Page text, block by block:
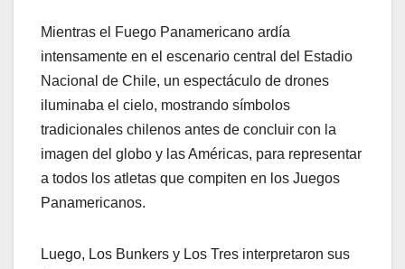
Mientras el Fuego Panamericano ardía
intensamente en el escenario central del Estadio
Nacional de Chile, un espectáculo de drones
iluminaba el cielo, mostrando símbolos
tradicionales chilenos antes de concluir con la
imagen del globo y las Américas, para representar
a todos los atletas que compiten en los Juegos
Panamericanos.
Luego, Los Bunkers y Los Tres interpretaron sus